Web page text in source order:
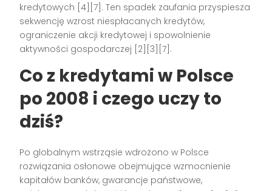
kredytowych [4][7]. Ten spadek zaufania przyspiesza
sekwencję wzrost niespłacanych kredytów,
ograniczenie akcji kredytowej i spowolnienie
aktywności gospodarczej [2][3][7].
Co z kredytami w Polsce
po 2008 i czego uczy to
dziś?
Po globalnym wstrząsie wdrożono w Polsce
rozwiązania osłonowe obejmujące wzmocnienie
kapitałów banków, gwarancje państwowe,